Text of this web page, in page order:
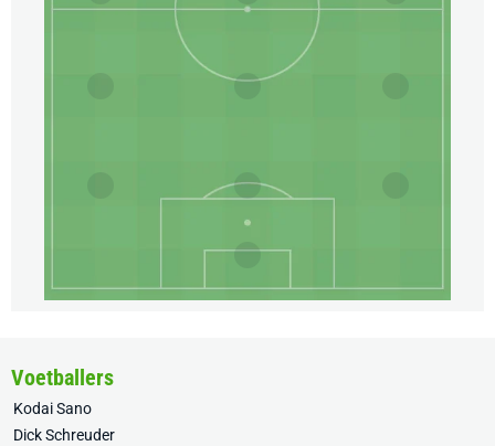
Voetballers
Kodai Sano
Dick Schreuder